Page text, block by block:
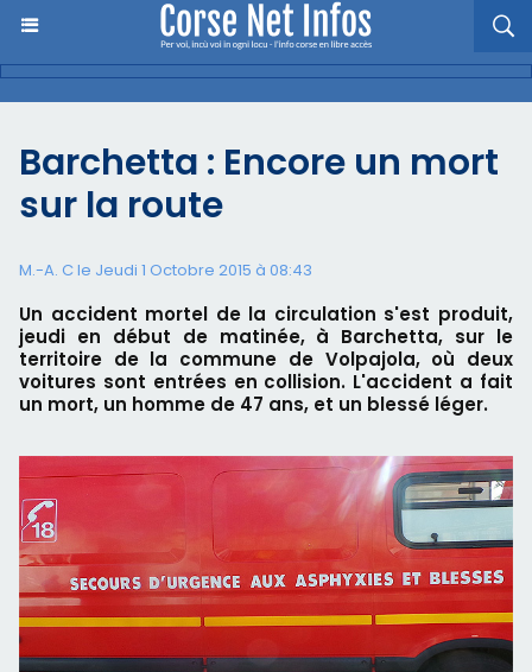
Barchetta : Encore un mort
sur la route
M.-A. C le Jeudi 1 Octobre 2015 à 08:43
Un accident mortel de la circulation s'est produit,
jeudi en début de matinée, à Barchetta, sur le
territoire de la commune de Volpajola, où deux
voitures sont entrées en collision. L'accident a fait
un mort, un homme de 47 ans, et un blessé léger.